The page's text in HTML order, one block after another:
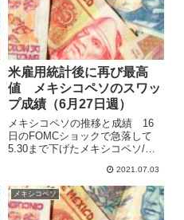
米雇用統計後に再び最高
値 メキシコペソのスワッ
プ成績（6月27日週）
メキシコペソの推移と成績 16
日のFOMCショックで急落して
5.30まで下げたメキシコペソ/円
ましたが、6月27日週前半は小動
きでわずかに下落しました。金曜
になって米雇用統計後に上昇して
再び5.62をつけて...
2021.07.03
メキシコペソ